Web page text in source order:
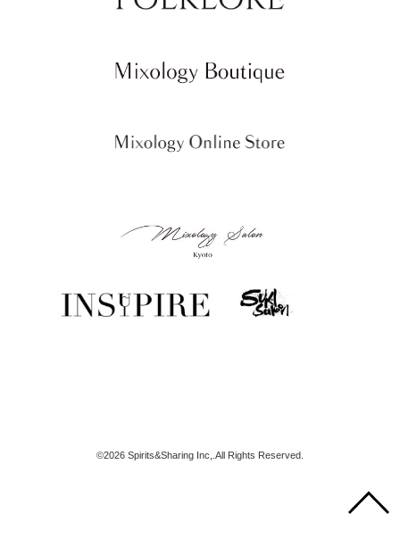
©2026 Spirits&Sharing Inc,.All Rights Reserved.